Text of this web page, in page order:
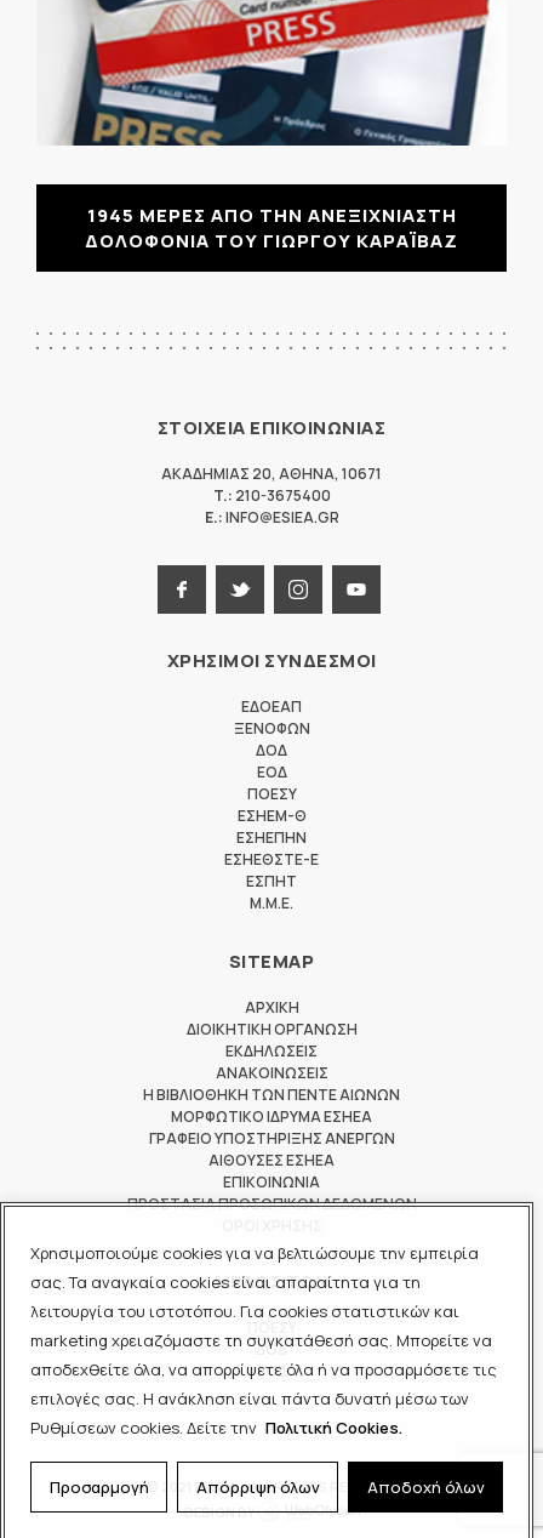
Χρησιμοποιούμε cookies για να βελτιώσουμε την εμπειρία
σας. Τα αναγκαία cookies είναι απαραίτητα για τη
λειτουργία του ιστοτόπου. Για cookies στατιστικών και
marketing χρειαζόμαστε τη συγκατάθεσή σας. Μπορείτε να
αποδεχθείτε όλα, να απορρίψετε όλα ή να προσαρμόσετε τις
επιλογές σας. Η ανάκληση είναι πάντα δυνατή μέσω των
Ρυθμίσεων cookies. Δείτε την Πολιτική Cookies.
Προσαρμογή Απόρριψη όλων Αποδοχή όλων
1945 ΜΕΡΕΣ ΑΠΟ ΤΗΝ ΑΝΕΞΙΧΝΙΑΣΤΗ
ΔΟΛΟΦΟΝΙΑ ΤΟΥ ΓΙΩΡΓΟΥ ΚΑΡΑΪΒΑΖ
ΣΤΟΙΧΕΙΑ ΕΠΙΚΟΙΝΩΝΙΑΣ
ΑΚΑΔΗΜΙΑΣ 20, ΑΘΗΝΑ, 10671
T.: 210-3675400
E.:INFO@ESIEA.GR
ΧΡΗΣΙΜΟΙ ΣΥΝΔΕΣΜΟΙ
ΕΔΟΕΑΠ
ΞΕΝΟΦΩΝ
ΔΟΔ
ΕΟΔ
ΠΟΕΣΥ
ΕΣΗΕΜ-Θ
ΕΣΗΕΠΗΝ
ΕΣΗΕΘΣΤΕ-Ε
ΕΣΠΗΤ
M.M.E.
SITEMAP
ΑΡΧΙΚΗ
ΔΙΟΙΚΗΤΙΚΗ ΟΡΓΑΝΩΣΗ
ΕΚΔΗΛΩΣΕΙΣ
ΑΝΑΚΟΙΝΩΣΕΙΣ
Η ΒΙΒΛΙΟΘΗΚΗ ΤΩΝ ΠΕΝΤΕ ΑΙΩΝΩΝ
ΜΟΡΦΩΤΙΚΟ ΙΔΡΥΜΑ ΕΣΗΕΑ
ΓΡΑΦΕΙΟ ΥΠΟΣΤΗΡΙΞΗΣ ΑΝΕΡΓΩΝ
ΑΙΘΟΥΣΕΣ ΕΣΗΕΑ
ΕΠΙΚΟΙΝΩΝΙΑ
ΠΡΟΣΤΑΣΙΑ ΠΡΟΣΩΠΙΚΩΝ ΔΕΔΟΜΕΝΩΝ
ΜΕΛΟΣ ΤΩΝ
ΔΟΔ
ΕΟΔ
© 2021 ΕΣΗΕΑ - ALL RIGHTS RESERVED
DESIGN BY